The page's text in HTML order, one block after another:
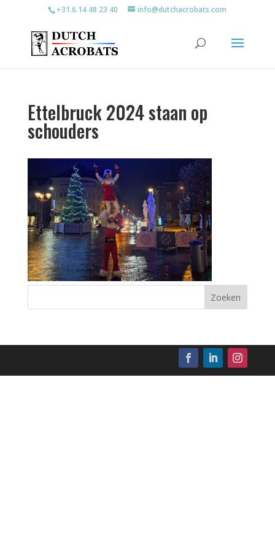
+31.6.14 48 23 40 info@dutchacrobats.com
Ettelbruck 2024 staan op
schouders